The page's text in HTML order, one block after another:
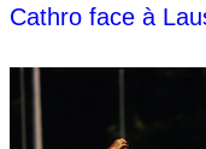
Cathro face à